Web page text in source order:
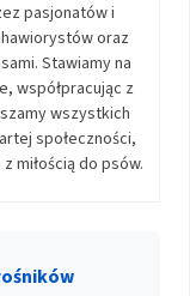
pasjonatów i
oraz
Stawiamy na
współpracując z
wszystkich
społeczności,
miłością do psów.